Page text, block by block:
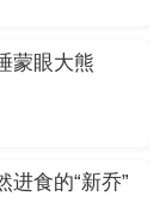
蒙眼大熊
进食的“新乔”